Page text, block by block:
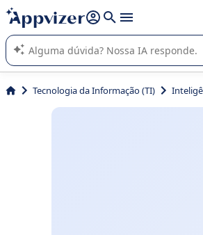
de nossa IA (várias linhas com
A IA do Appvizer o orienta no uso ou na
SaaS para sua empresa.
Tecnologia da Informação (TI)